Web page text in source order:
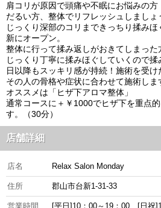
肩コリが原因で頭痛や不眠にお悩みの
だるい方、整体でリフレッシュしましょ
じっくり深部のコリまできっちり揉み
新にオープン。
整体に行って揉み返しがおきてしまった
じっくり丁寧に揉みほぐしていくので
日以降もスッキリ感が持続！施術を受け
その人の骨格や症状に合わせて施術しま
オススメは「ヒザ下アロマ整体」
通常コースに＋￥1000でヒザ下を重点
す。（30分）
店舗詳細
店名 Relax Salon Monday
住所 郡山市台新1-31-33
営業時間 [平日]10：00～19：00、[日祝